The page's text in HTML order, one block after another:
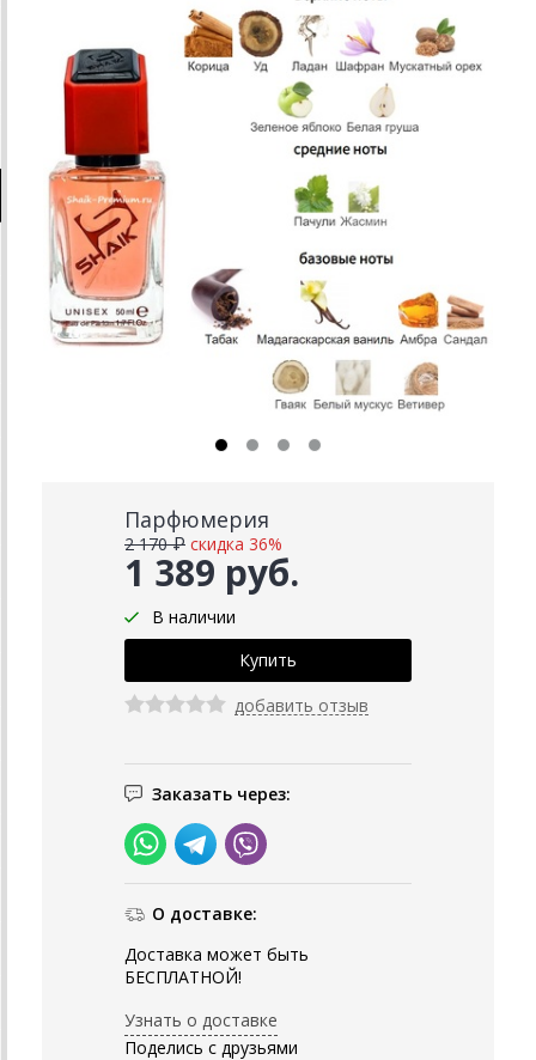
Парфюмерия
1 389 руб.
2 170 ₽ скидка 36%
В наличии
добавить отзыв
Заказать через:
О доставке:
Доставка может быть
БЕСПЛАТНОЙ!
Узнать о доставке
Поделись с друзьями